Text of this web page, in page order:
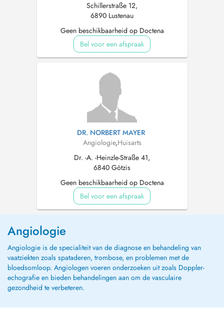
Schillerstraße 12,
6890 Lustenau
Geen beschikbaarheid op Doctena
Bel voor een afspraak
DR. NORBERT MAYER
Angiologie,Huisarts
Dr. -A. -Heinzle-Straße 41,
6840 Götzis
Geen beschikbaarheid op Doctena
Bel voor een afspraak
Angiologie
Angiologie is de specialiteit van de diagnose en behandeling van
vaatziekten zoals spataderen, trombose, en problemen met de
bloedsomloop. Angiologen voeren onderzoeken uit zoals Doppler-
echografie en bieden behandelingen aan om de vasculaire
gezondheid te verbeteren.